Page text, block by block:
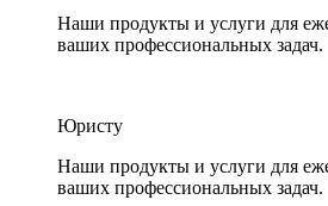
Наши продукты и услуги для
ваших профессиональных задач.
Юристу
Наши продукты и услуги для
ваших профессиональных задач.